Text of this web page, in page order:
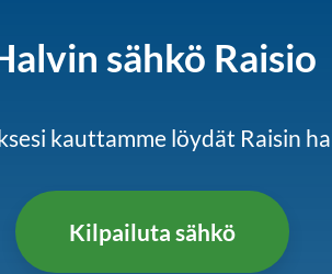
sähkö Raisio
kauttamme löydät Raisin
Kilpailuta sähkö